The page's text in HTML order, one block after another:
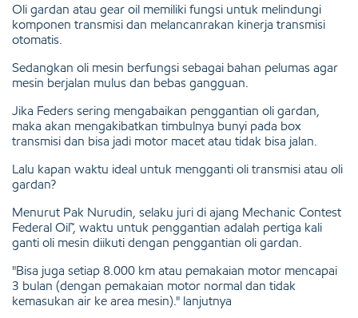
Oli gardan atau gear oil memiliki fungsi untuk melindungi
komponen transmisi dan melancanrakan kinerja transmisi
otomatis.
Sedangkan oli mesin berfungsi sebagai bahan pelumas agar
mesin berjalan mulus dan bebas gangguan.
Jika Feders sering mengabaikan penggantian oli gardan,
maka akan mengakibatkan timbulnya bunyi pada box
transmisi dan bisa jadi motor macet atau tidak bisa jalan.
Lalu kapan waktu ideal untuk mengganti oli transmisi atau oli
gardan?
Menurut Pak Nurudin, selaku juri di ajang Mechanic Contest
Federal Oil™, waktu untuk penggantian adalah pertiga kali
ganti oli mesin diikuti dengan penggantian oli gardan.
"Bisa juga setiap 8.000 km atau pemakaian motor mencapai
3 bulan (dengan pemakaian motor normal dan tidak
kemasukan air ke area mesin)." lanjutnya